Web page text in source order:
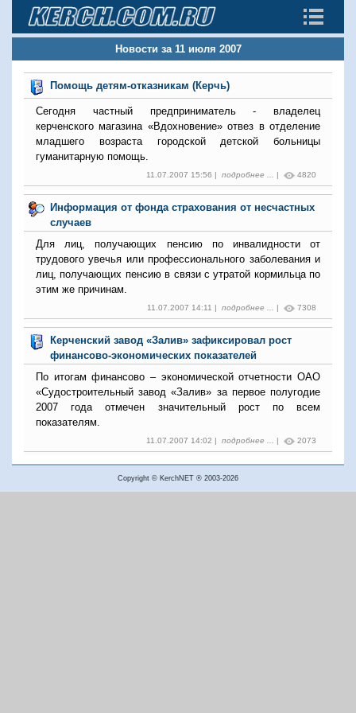
Новости за 11 июля 2007
Помощь детям-отказникам (Керчь)
Сегодня частный предприниматель - владелец
керченского магазина «Вдохновение» отвез в отделение
младшего возраста городской детской больницы
гуманитарную помощь.
11.07.2007 15:56 | подробнее ... | 4820
Информация от фонда страхования от несчастных
случаев
Для лиц, получающих пенсию по инвалидности от
трудового увечья или профессионального заболевания и
лиц, получающих пенсию в связи с утратой кормильца по
этим же причинам.
11.07.2007 14:11 | подробнее ... | 7308
Керченский завод «Залив» зафиксировал рост
финансово-экономических показателей
По итогам финансово – экономической отчетности ОАО
«Судостроительный завод «Залив» за первое полугодие
2007 года отмечен значительный рост по всем
показателям.
11.07.2007 14:02 | подробнее ... | 2073
Copyright © KerchNET ® 2003-2026